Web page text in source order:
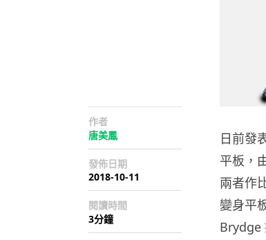
作者
唐美鳳
發佈日期
2018-10-11
閱讀時間
3分鐘
日前發
平板，
兩者作
變身平
Brydge